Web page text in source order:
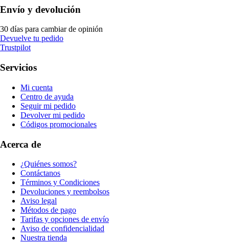
Envío y devolución
30 días para cambiar de opinión
Devuelve tu pedido
Trustpilot
Servicios
Mi cuenta
Centro de ayuda
Seguir mi pedido
Devolver mi pedido
Códigos promocionales
Acerca de
¿Quiénes somos?
Contáctanos
Términos y Condiciones
Devoluciones y reembolsos
Aviso legal
Métodos de pago
Tarifas y opciones de envío
Aviso de confidencialidad
Nuestra tienda